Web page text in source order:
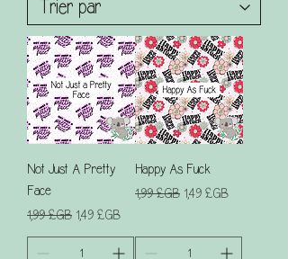
Not Just A Pretty
Face
Prix original
1,99 £GB Prix promotionnel
1,49 £GB
Happy As Fuck
Prix original
1,99 £GB Prix promotionnel
1,49 £GB